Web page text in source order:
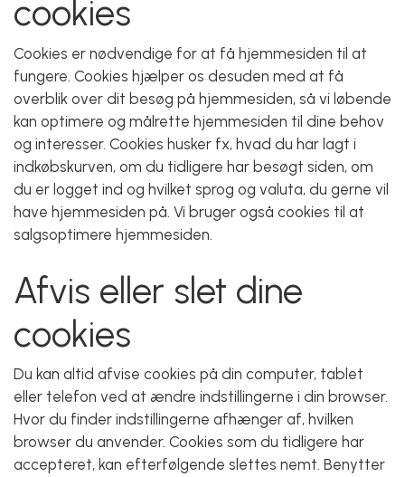
cookies
Cookies er nødvendige for at få hjemmesiden til at
fungere. Cookies hjælper os desuden med at få
overblik over dit besøg på hjemmesiden, så vi løbende
kan optimere og målrette hjemmesiden til dine behov
og interesser. Cookies husker fx, hvad du har lagt i
indkøbskurven, om du tidligere har besøgt siden, om
du er logget ind og hvilket sprog og valuta, du gerne vil
have hjemmesiden på. Vi bruger også cookies til at
salgsoptimere hjemmesiden.
Afvis eller slet dine
cookies
Du kan altid afvise cookies på din computer, tablet
eller telefon ved at ændre indstillingerne i din browser.
Hvor du finder indstillingerne afhænger af, hvilken
browser du anvender. Cookies som du tidligere har
accepteret, kan efterfølgende slettes nemt. Benytter